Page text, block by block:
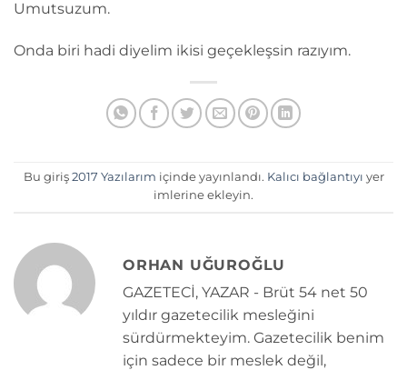
Umutsuzum.
Onda biri hadi diyelim ikisi geçekleşsin razıyım.
Bu giriş 2017 Yazılarım içinde yayınlandı. Kalıcı bağlantıyı yer
imlerine ekleyin.
ORHAN UĞUROĞLU
GAZETECİ, YAZAR - Brüt 54 net 50
yıldır gazetecilik mesleğini
sürdürmekteyim. Gazetecilik benim
için sadece bir meslek değil,